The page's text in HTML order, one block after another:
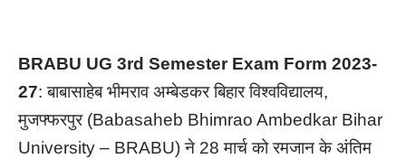
BRABU UG 3rd Semester Exam Form 2023-
27: बाबासाहेब भीमराव अम्बेडकर बिहार विश्वविद्यालय,
मुजफ्फरपुर (Babasaheb Bhimrao Ambedkar Bihar
University – BRABU) ने 28 मार्च को रमजान के अंतिम